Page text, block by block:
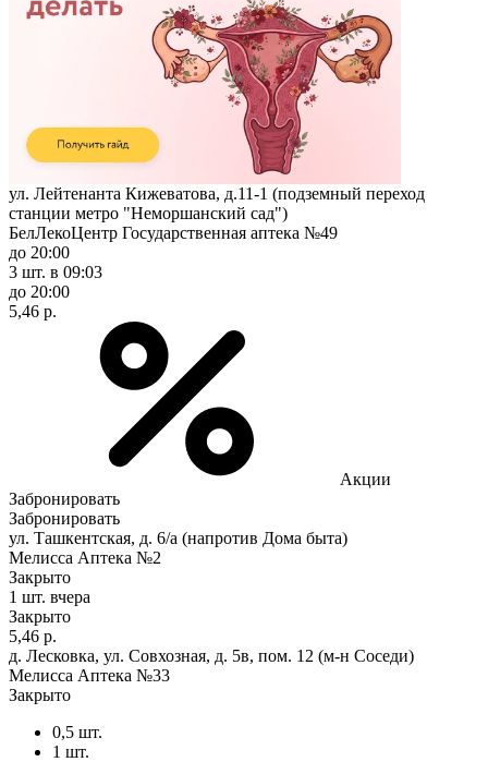
ул. Лейтенанта Кижеватова, д.11-1 (подземный переход
станции метро "Неморшанский сад")
БелЛекоЦентр Государственная аптека №49
до 20:00
3 шт. в 09:03
до 20:00
5,46 р.
Акции
Забронировать
Забронировать
ул. Ташкентская, д. 6/а (напротив Дома быта)
Мелисса Аптека №2
Закрыто
1 шт. вчера
Закрыто
5,46 р.
д. Лесковка, ул. Совхозная, д. 5в, пом. 12 (м-н Соседи)
Мелисса Аптека №33
Закрыто
0,5 шт.
1 шт.